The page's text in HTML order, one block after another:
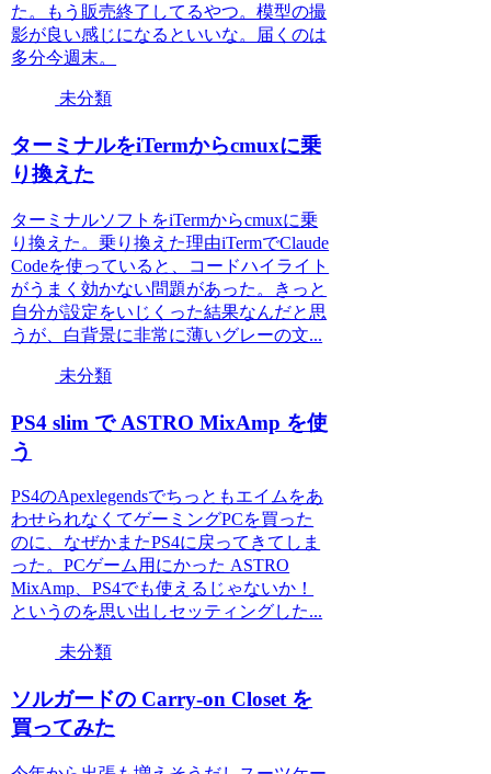
た。もう販売終了してるやつ。模型の撮
影が良い感じになるといいな。届くのは
多分今週末。
未分類
ターミナルをiTermからcmuxに乗
り換えた
ターミナルソフトをiTermからcmuxに乗
り換えた。乗り換えた理由iTermでClaude
Codeを使っていると、コードハイライト
がうまく効かない問題があった。きっと
自分が設定をいじくった結果なんだと思
うが、白背景に非常に薄いグレーの文...
未分類
PS4 slim で ASTRO MixAmp を使
う
PS4のApexlegendsでちっともエイムをあ
わせられなくてゲーミングPCを買った
のに、なぜかまたPS4に戻ってきてしま
った。PCゲーム用にかった ASTRO
MixAmp、PS4でも使えるじゃないか！
というのを思い出しセッティングした...
未分類
ソルガードの Carry-on Closet を
買ってみた